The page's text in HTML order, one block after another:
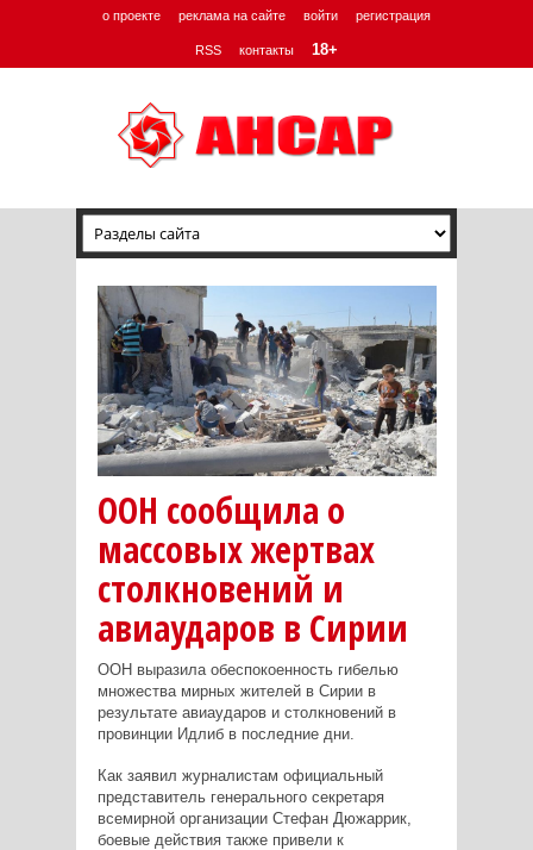
о проекте реклама на сайте войти регистрация
RSS контакты 18+
ООН сообщила о
массовых жертвах
столкновений и
авиаударов в Сирии
ООН выразила обеспокоенность гибелью
множества мирных жителей в Сирии в
результате авиаударов и столкновений в
провинции Идлиб в последние дни.
Как заявил журналистам официальный
представитель генерального секретаря
всемирной организации Стефан Дюжаррик,
боевые действия также привели к